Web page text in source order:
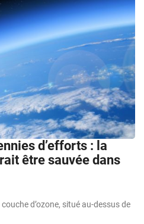
d’efforts : la
être sauvée dans
d’ozone, situé au-dessus de